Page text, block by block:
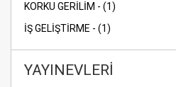
KORKU GERİLİM - (1)
İŞ GELİŞTİRME - (1)
YAYINEVLERİ